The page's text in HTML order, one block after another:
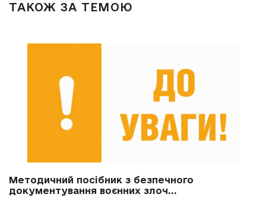
ТАКОЖ ЗА ТЕМОЮ
Методичний посібник з безпечного
документування воєнних злоч...